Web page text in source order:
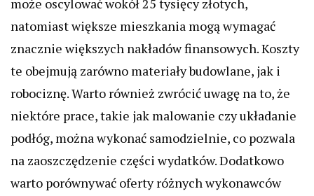
może oscylować wokół 25 tysięcy złotych,
natomiast większe mieszkania mogą wymagać
znacznie większych nakładów finansowych. Koszty
te obejmują zarówno materiały budowlane, jak i
robociznę. Warto również zwrócić uwagę na to, że
niektóre prace, takie jak malowanie czy układanie
podłóg, można wykonać samodzielnie, co pozwala
na zaoszczędzenie części wydatków. Dodatkowo
warto porównywać oferty różnych wykonawców